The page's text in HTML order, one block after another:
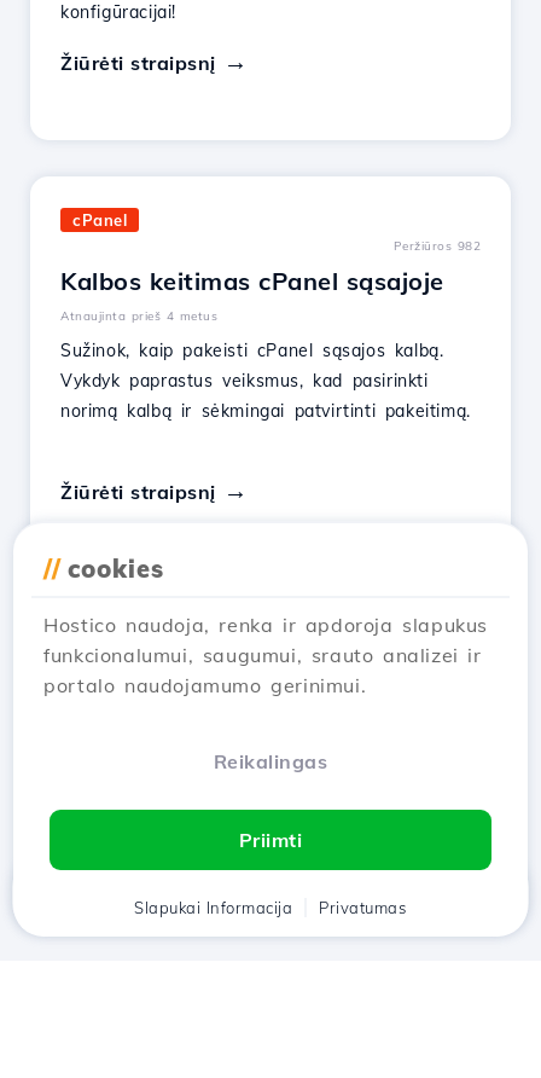
konfigūracijai!
Žiūrėti straipsnį
cPanel
Peržiūros 982
Kalbos keitimas cPanel sąsajoje
Atnaujinta prieš 4 metus
Sužinok, kaip pakeisti cPanel sąsajos kalbą.
Vykdyk paprastus veiksmus, kad pasirinkti
norimą kalbą ir sėkmingai patvirtinti pakeitimą.
Žiūrėti straipsnį
1
// cookies
Hostico naudoja, renka ir apdoroja slapukus
funkcionalumui, saugumui, srauto analizei ir
portalo naudojamumo gerinimui.
Reikalingas
Priimti
Slapukai Informacija Privatumas
Klientas Krepšelis Pokalbis